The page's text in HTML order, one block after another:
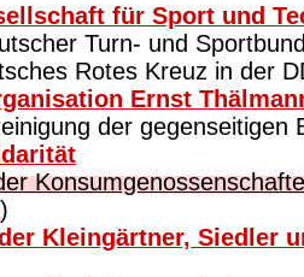
für Sport und
Turn- und
Rotes Kreuz in der
Ernst
der gegenseitigen
)
Kleingärtner, Siedler